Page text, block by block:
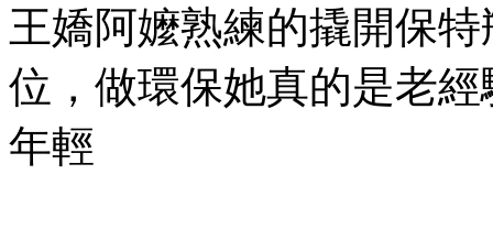
王嬌阿嬤熟練的撬開保
位，做環保她真的是老
年輕